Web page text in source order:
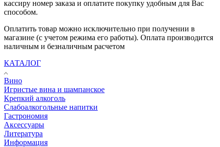
кассиру номер заказа и оплатите покупку удобным для Вас
способом.
Оплатить товар можно исключительно при получении в
магазине (с учетом режима его работы). Оплата производится
наличным и безналичным расчетом
КАТАЛОГ
Вино
Игристые вина и шампанское
Крепкий алкоголь
Слабоалкогольные напитки
Гастрономия
Аксессуары
Литература
Информация